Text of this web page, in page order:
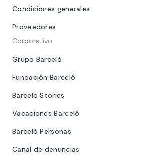
Condiciones generales
Proveedores
Corporativo
Grupo Barceló
Fundación Barceló
Barcelo Stories
Vacaciones Barceló
Barceló Personas
Canal de denuncias